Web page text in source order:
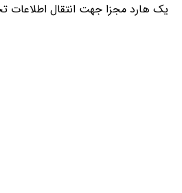
یک هارد مجزا جهت انتقال اطلاعات